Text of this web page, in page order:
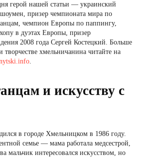
герой нашей статьи — украинский
призер чемпионата мира по
чемпион Европы по паппингу,
в дуэтах Европы, призер
2008 года Сергей Костецкий. Больше
хмельничанина читайте на
.
и искусству с
в городе Хмельницком в 1986 году.
семье — мама работала медсестрой,
мальчик интересовался искусством, но